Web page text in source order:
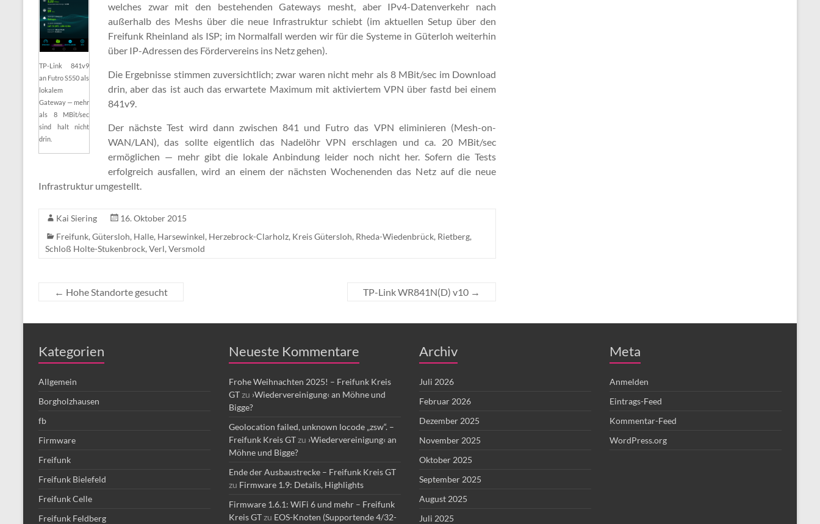
TP-Link 841v9
an Futro S550 als
lokalem
Gateway — mehr
als 8 MBit/sec
sind halt nicht
drin.
welches zwar mit den bestehenden Gateways mesht, aber IPv4-Datenverkehr nach
außerhalb des Meshs über die neue Infrastruktur schiebt (im aktuellen Setup über den
Freifunk Rheinland als ISP; im Normalfall werden wir für die Systeme in Güterloh weiterhin
über IP-Adressen des Fördervereins ins Netz gehen).
Die Ergebnisse stimmen zuversichtlich; zwar waren nicht mehr als 8 MBit/sec im Download
drin, aber das ist auch das erwartete Maximum mit aktiviertem VPN über fastd bei einem
841v9.
Der nächste Test wird dann zwischen 841 und Futro das VPN eliminieren (Mesh-on-
WAN/LAN), das sollte eigentlich das Nadelöhr VPN erschlagen und ca. 20 MBit/sec
ermöglichen — mehr gibt die lokale Anbindung leider noch nicht her. Sofern die Tests
erfolgreich ausfallen, wird an einem der nächsten Wochenenden das Netz auf die neue
Infrastruktur umgestellt.
Kai Siering
16. Oktober 2015
Freifunk, Gütersloh, Halle, Harsewinkel, Herzebrock-Clarholz, Kreis Gütersloh, Rheda-Wiedenbrück, Rietberg,
Schloß Holte-Stukenbrock, Verl, Versmold
← Hohe Standorte gesucht TP-Link WR841N(D) v10 →
Kategorien
Allgemein
Borgholzhausen
fb
Firmware
Freifunk
Freifunk Bielefeld
Freifunk Celle
Freifunk Feldberg
Neueste Kommentare
Frohe Weihnachten 2025! – Freifunk Kreis
GTzu ›Wiedervereinigung‹ an Möhne und
Bigge?
Geolocation failed, unknown locode „zsw“. –
Freifunk Kreis GTzu ›Wiedervereinigung‹ an
Möhne und Bigge?
Ende der Ausbaustrecke – Freifunk Kreis GT
zu Firmware 1.9: Details, Highlights
Firmware 1.6.1: WiFi 6 und mehr – Freifunk
Kreis GTzu EOS-Knoten (Supportende 4/32-
Archiv
Juli 2026
Februar 2026
Dezember 2025
November 2025
Oktober 2025
September 2025
August 2025
Juli 2025
Meta
Anmelden
Eintrags-Feed
Kommentar-Feed
WordPress.org